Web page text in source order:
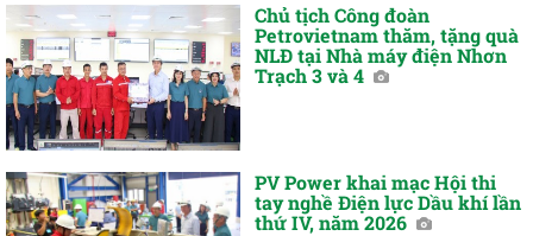
Chủ tịch Công đoàn
Petrovietnam thăm, tặng quà
NLĐ tại Nhà máy điện Nhơn
Trạch 3 và 4
PV Power khai mạc Hội thi
tay nghề Điện lực Dầu khí lần
thứ IV, năm 2026